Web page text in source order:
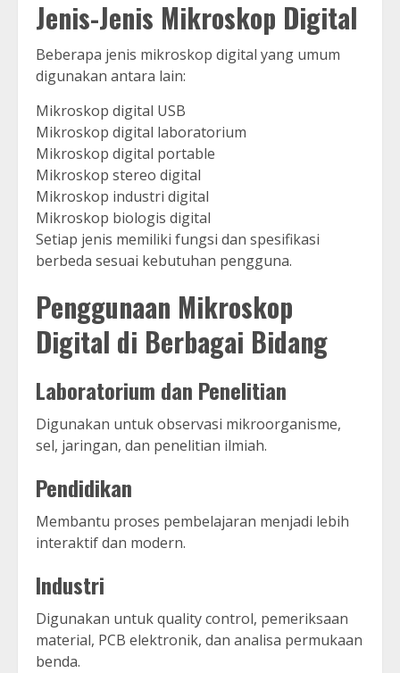
Jenis-Jenis Mikroskop Digital
Beberapa jenis mikroskop digital yang umum
digunakan antara lain:
Mikroskop digital USB
Mikroskop digital laboratorium
Mikroskop digital portable
Mikroskop stereo digital
Mikroskop industri digital
Mikroskop biologis digital
Setiap jenis memiliki fungsi dan spesifikasi
berbeda sesuai kebutuhan pengguna.
Penggunaan Mikroskop
Digital di Berbagai Bidang
Laboratorium dan Penelitian
Digunakan untuk observasi mikroorganisme,
sel, jaringan, dan penelitian ilmiah.
Pendidikan
Membantu proses pembelajaran menjadi lebih
interaktif dan modern.
Industri
Digunakan untuk quality control, pemeriksaan
material, PCB elektronik, dan analisa permukaan
benda.